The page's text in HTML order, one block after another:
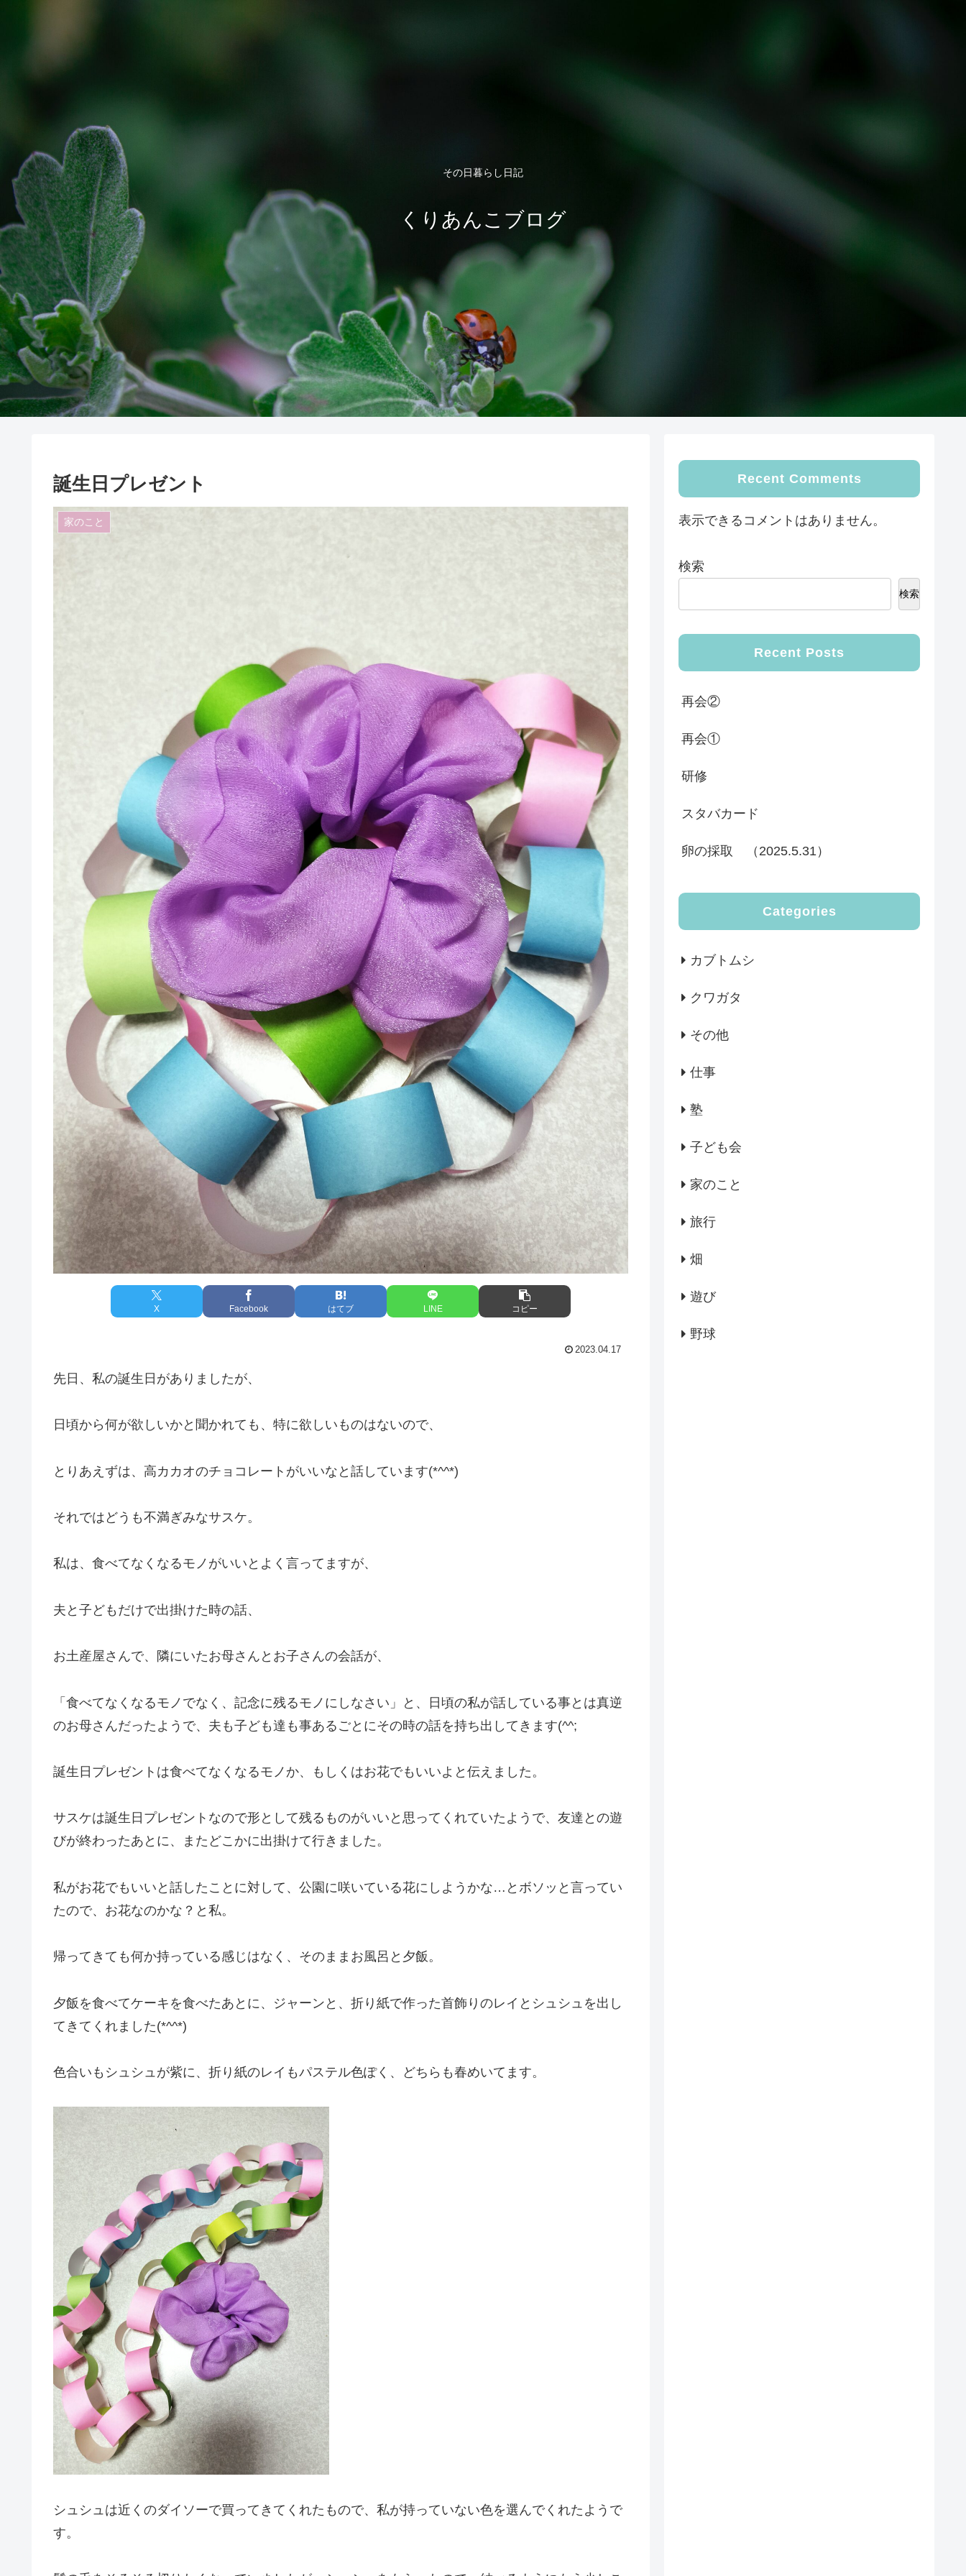
その日暮らし日記
くりあんこブログ
誕生日プレゼント
家のこと
X Facebook はてブ LINE コピー
2023.04.17
先日、私の誕生日がありましたが、
日頃から何が欲しいかと聞かれても、特に欲しいものはないので、
とりあえずは、高カカオのチョコレートがいいなと話しています(*^^*)
それではどうも不満ぎみなサスケ。
私は、食べてなくなるモノがいいとよく言ってますが、
夫と子どもだけで出掛けた時の話、
お土産屋さんで、隣にいたお母さんとお子さんの会話が、
「食べてなくなるモノでなく、記念に残るモノにしなさい」と、日頃の私が話している事とは真逆
のお母さんだったようで、夫も子ども達も事あるごとにその時の話を持ち出してきます(^^;
誕生日プレゼントは食べてなくなるモノか、もしくはお花でもいいよと伝えました。
サスケは誕生日プレゼントなので形として残るものがいいと思ってくれていたようで、友達との遊
びが終わったあとに、またどこかに出掛けて行きました。
私がお花でもいいと話したことに対して、公園に咲いている花にしようかな…とボソッと言ってい
たので、お花なのかな？と私。
帰ってきても何か持っている感じはなく、そのままお風呂と夕飯。
夕飯を食べてケーキを食べたあとに、ジャーンと、折り紙で作った首飾りのレイとシュシュを出し
てきてくれました(*^^*)
色合いもシュシュが紫に、折り紙のレイもパステル色ぽく、どちらも春めいてます。
シュシュは近くのダイソーで買ってきてくれたもので、私が持っていない色を選んでくれたようで
す。
Recent Comments
表示できるコメントはありません。
検索
検索
Recent Posts
再会②
再会①
研修
スタバカード
卵の採取 （2025.5.31）
Categories
カブトムシ
クワガタ
その他
仕事
塾
子ども会
家のこと
旅行
畑
遊び
野球